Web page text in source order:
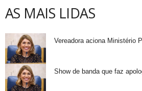
AS MAIS LIDAS
Vereadora aciona Ministério
Show de banda que faz